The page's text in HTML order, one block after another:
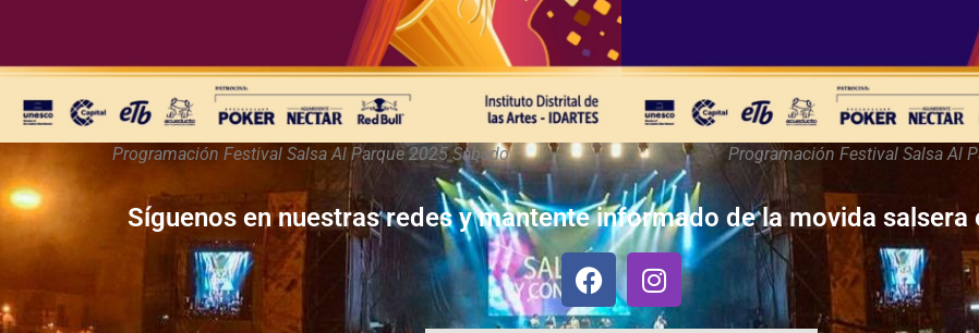
Programación Festival Salsa Al Parque 2025 Sábado Programación Festival Salsa Al
Síguenos en nuestras redes y mantente informado de la movida salsera